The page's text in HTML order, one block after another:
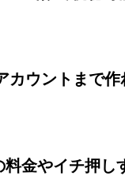
カウントまで作
料金やイチ押し